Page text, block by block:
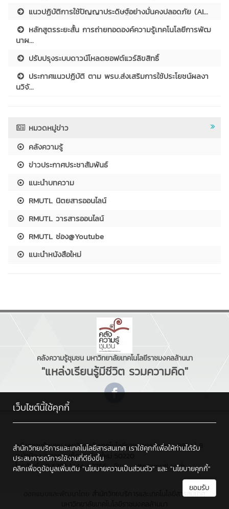
แนวปฏิบัติการใช้ปัญญาประดิษฐ์อย่างมั่นคงปลอดภัย (AI...
หลักสูตรระยะสั้น การถ่ายทอดองค์ความรู้เทคโนโลยีการพัฒ
นาผ...
ปรับปรุงระบบดาวน์โหลดซอฟต์แวร์ลิขสิทธิ์
ประกาศแนวปฏิบัติ ตาม พรบ.ส่งเสริมการใช้ประโยชน์ผลงา
นวิจั...
หมวดหมู่ข่าว
คลังความรู้
ข่าวประกาศประชาสัมพันธ์
แนะนำบทความ
RMUTL นิตยสารออนไลน์
RMUTL วารสารออนไลน์
RMUTL ช่อง@Youtube
แนะนำหนังสือใหม่
คลังความรู้ชุมชน มหาวิทยาลัยเทคโนโลยีราชมงคลล้านนา
"แหล่งเรียนรู้มีชีวิต รวมความคิด"
คลังความรู้ชุมชน มหาวิทยาลัยเทคโนโลยีราชมงคลล้านนา : 98 หมู่ 8
ต.ป่าป้อง อ.ดอยสะเก็ด จ.เชียงใหม่ 50220
โทรศัพท์ : 0 5392 1444 #2766 , อีเมล : cttc@rmutl.ac.th
เว็บไซต์นี้ใช้คุกกี้
สำนักวิทยบริการและเทคโนโลยีสารสนเทศ เราใช้คุกกี้เพื่อให้ท่านได้รับ
ประสบการณ์การใช้งานที่ดียิ่งขึ้น
คลิกเพื่อดูข้อมูลเพิ่มเติม "นโยบายความเป็นส่วนตัว" และ "นโยบายคุกกี้"
ยอมรับ
สำนักวิทยบริการและเทคโนโลยีสารสนเทศ